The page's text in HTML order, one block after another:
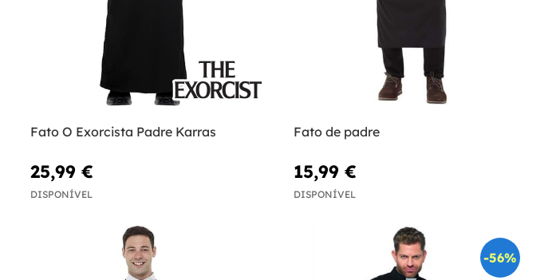
Fato O Exorcista Padre Karras
25,99 €
DISPONÍVEL
Fato de padre
15,99 €
DISPONÍVEL
-56%